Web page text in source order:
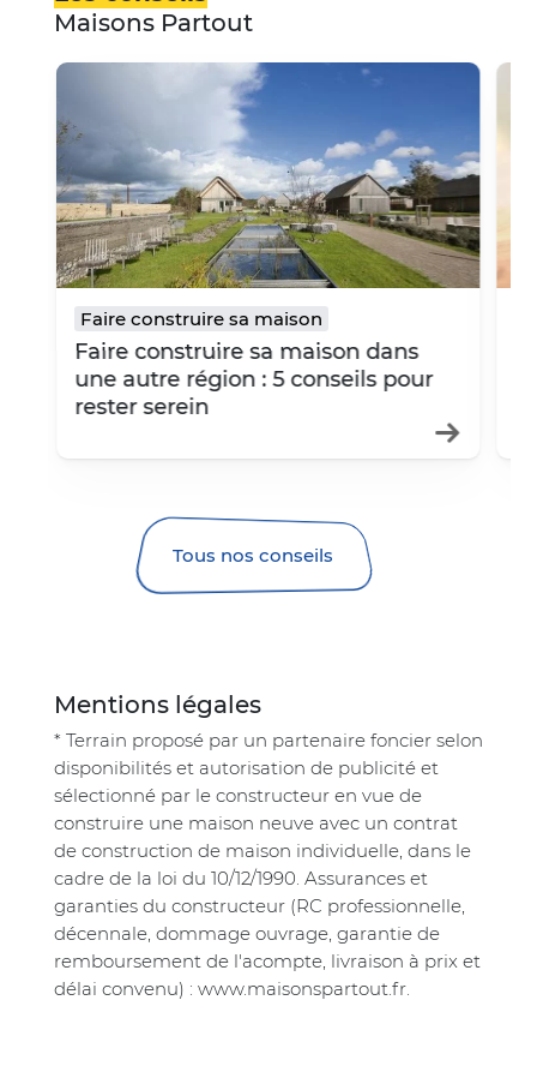
Facebook
Twitter
Pinterest
Courriel
Mentions légales
* Terrain proposé par un partenaire foncier selon
disponibilités et autorisation de publicité et
sélectionné par le constructeur en vue de
construire une maison neuve avec un contrat
de construction de maison individuelle, dans le
cadre de la loi du 10/12/1990. Assurances et
garanties du constructeur (RC professionnelle,
décennale, dommage ouvrage, garantie de
remboursement de l'acompte, livraison à prix et
délai convenu) : www.maisonspartout.fr.
Maisons Partout
Faire construire sa maison dans
une autre région : 5 conseils pour
rester serein
Faire construire sa maison
20 décembre 2021
Tous nos conseils